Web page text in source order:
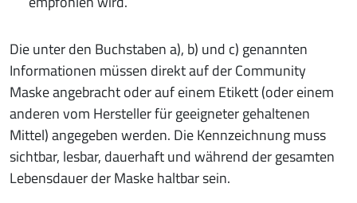
Die unter den Buchstaben a), b) und c) genannten
Informationen müssen direkt auf der Community
Maske angebracht oder auf einem Etikett (oder einem
anderen vom Hersteller für geeigneter gehaltenen
Mittel) angegeben werden. Die Kennzeichnung muss
sichtbar, lesbar, dauerhaft und während der gesamten
Lebensdauer der Maske haltbar sein.